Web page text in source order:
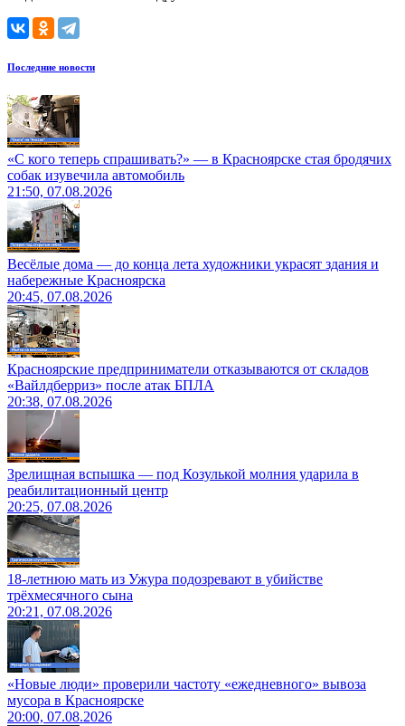
Последние новости
«С кого теперь спрашивать?» — в Красноярске стая бродячих
собак изувечила автомобиль
21:50, 07.08.2026
Весёлые дома — до конца лета художники украсят здания и
набережные Красноярска
20:45, 07.08.2026
Красноярские предприниматели отказываются от складов
«Вайлдберриз» после атак БПЛА
20:38, 07.08.2026
Зрелищная вспышка — под Козулькой молния ударила в
реабилитационный центр
20:25, 07.08.2026
18-летнюю мать из Ужура подозревают в убийстве
трёхмесячного сына
20:21, 07.08.2026
«Новые люди» проверили частоту «ежедневного» вывоза
мусора в Красноярске
20:00, 07.08.2026